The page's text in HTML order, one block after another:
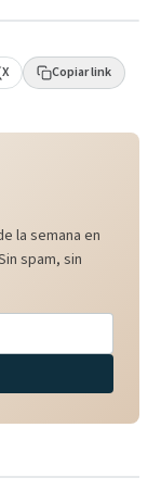
X Copiar link
la semana en
spam, sin